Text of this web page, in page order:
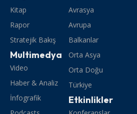
Kitap
Rapor
Stratejik Bakış
Multimedya
Video
Haber & Analiz
İnfografik
Avrasya
Avrupa
Balkanlar
Orta Asya
Orta Doğu
Türkiye
Etkinlikler